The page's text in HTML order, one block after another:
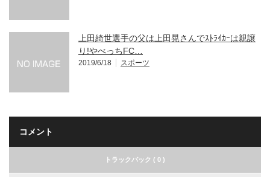
上田綺世選手の父は上田晃さんでｽﾄﾗｲｶｰは親譲
り!やべっちFC…
2019/6/18 スポーツ
コメント
トラックバック ( 0 )